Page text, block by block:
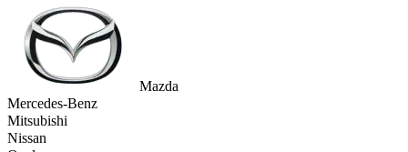
Mazda
Mercedes-Benz
Mitsubishi
Nissan